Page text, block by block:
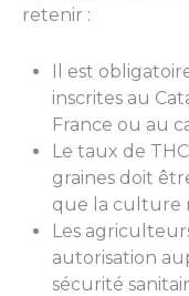
retenir :
Il est
inscrites au
France ou au
Le taux de
graines doit
que la culture
Les
autorisation
sécurité